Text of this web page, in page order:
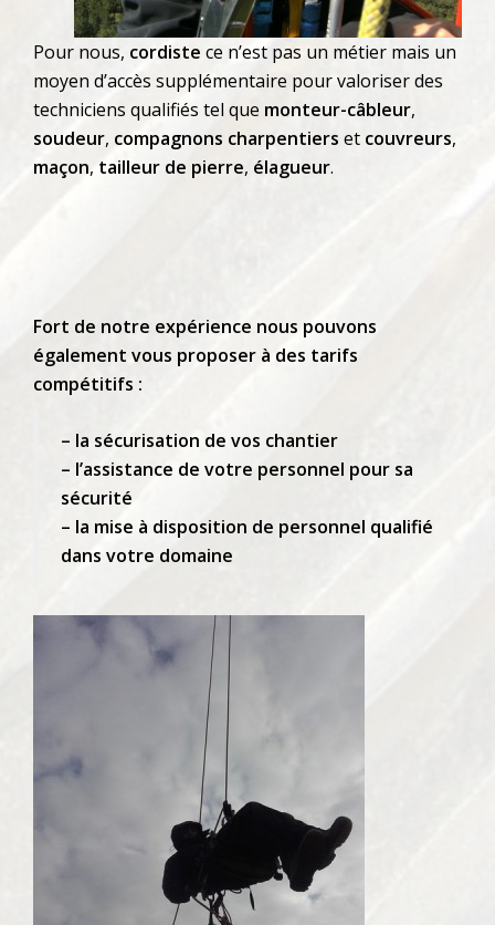
Pour nous, cordiste ce n’est pas un métier mais un
moyen d’accès supplémentaire pour valoriser des
techniciens qualifiés tel que monteur-câbleur,
soudeur, compagnons charpentiers et couvreurs,
maçon, tailleur de pierre, élagueur.
Fort de notre expérience nous pouvons
également vous proposer à des tarifs
compétitifs :
– la sécurisation de vos chantier
– l’assistance de votre personnel pour sa
sécurité
– la mise à disposition de personnel qualifié
dans votre domaine